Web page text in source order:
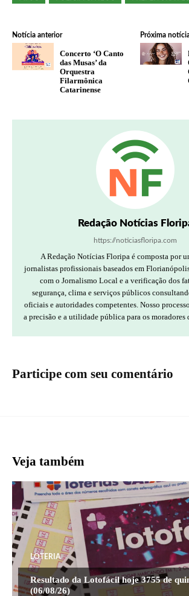
Notícia anterior
Concerto ‘O Canto
das Musas’ da
Orquestra
Filarmônica
Catarinense
Próxima
Redação Notícias
https://noticiasfloripa.com
A Redação Notícias Floripa é composta por
jornalistas profissionais baseados em
com o Jornalismo Local e a verificação dos
segurança, clima e serviços públicos
oficiais e autoridades competentes. Nosso
a precisão e a utilidade pública para os moradores
Participe com seu comentário
Veja também
LOTERIA
Resultado da Lotofácil hoje 3755 de
(06/08/26)